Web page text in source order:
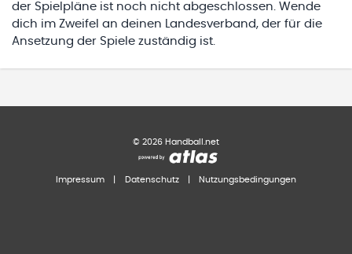
der Spielpläne ist noch nicht abgeschlossen. Wende
dich im Zweifel an deinen Landesverband, der für die
Ansetzung der Spiele zuständig ist.
© 2026 Handball.net
Impressum Datenschutz Nutzungsbedingungen